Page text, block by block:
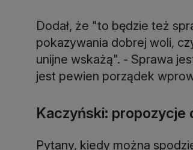
Dodał, że "to będzie też
pokazywania dobrej woli,
unijne wskażą". - Sprawa
jest pewien porządek
Kaczyński: propozycje
Pytany, kiedy można